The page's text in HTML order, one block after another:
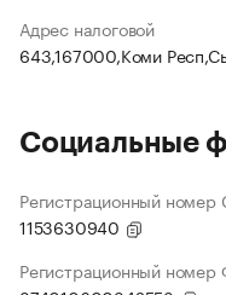
Адрес налоговой
643,167000,Коми
Социальные
Регистрационный
1153630940
Регистрационный